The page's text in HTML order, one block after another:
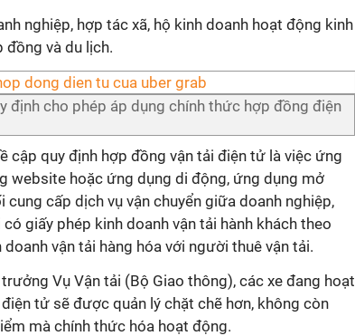
nghiệp, hợp tác xã, hộ kinh doanh hoạt động kinh
đồng và du lịch.
định cho phép áp dụng chính thức hợp đồng điện
cập quy định hợp đồng vận tải điện tử là việc ứng
website hoặc ứng dụng di động, ứng dụng mở
cung cấp dịch vụ vận chuyển giữa doanh nghiệp,
giấy phép kinh doanh vận tải hành khách theo
vận tải hàng hóa với người thuê vận tải.
Vụ Vận tải (Bộ Giao thông), các xe đang hoạt
tử sẽ được quản lý chặt chẽ hơn, không còn
mà chính thức hóa hoạt động.